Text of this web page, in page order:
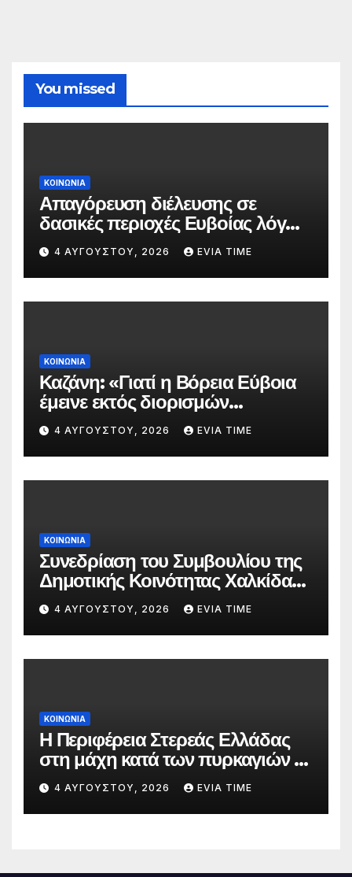
You missed
ΚΟΙΝΩΝΙΑ
Απαγόρευση διέλευσης σε
δασικές περιοχές Ευβοίας λόγω
πολύ υψηλού κινδύνου
πυρκαγιάς
4 ΑΥΓΟΎΣΤΟΥ, 2026 EVIA TIME
ΚΟΙΝΩΝΙΑ
Καζάνη: «Γιατί η Βόρεια Εύβοια
έμεινε εκτός διορισμών
δασκάλων;»
4 ΑΥΓΟΎΣΤΟΥ, 2026 EVIA TIME
ΚΟΙΝΩΝΙΑ
Συνεδρίαση του Συμβουλίου της
Δημοτικής Κοινότητας Χαλκίδας
την 5 Αυγούστου
4 ΑΥΓΟΎΣΤΟΥ, 2026 EVIA TIME
ΚΟΙΝΩΝΙΑ
Η Περιφέρεια Στερεάς Ελλάδας
στη μάχη κατά των πυρκαγιών –
Δράσεις και στήριξη σε πέντε
περιφερειακές ενότητες
4 ΑΥΓΟΎΣΤΟΥ, 2026 EVIA TIME